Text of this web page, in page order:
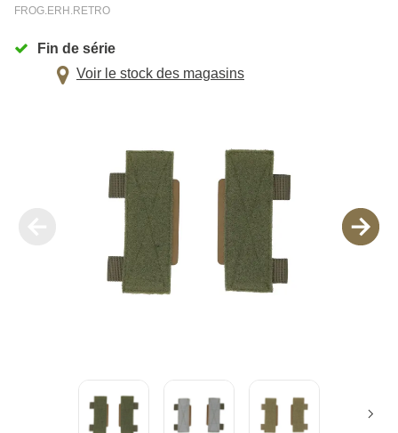
FROG.ERH.RETRO
Fin de série
Voir le stock des magasins